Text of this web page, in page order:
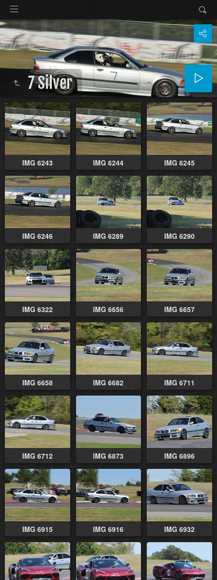
7 Silver
IMG 6243 IMG 6244 IMG 6245
IMG 6246 IMG 6289 IMG 6290
IMG 6322 IMG 6656 IMG 6657
IMG 6658 IMG 6682 IMG 6711
IMG 6712 IMG 6873 IMG 6896
IMG 6915 IMG 6916 IMG 6932